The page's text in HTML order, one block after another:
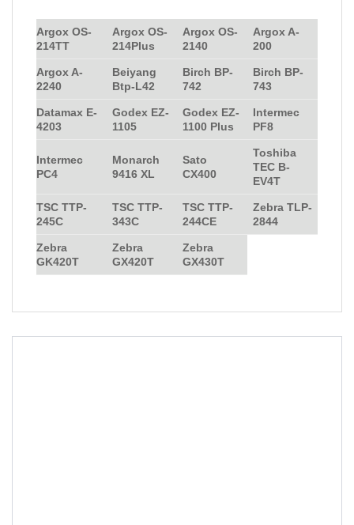
Argox OS-
214TT
Argox OS-
214Plus
Argox OS-
2140
Argox A-
200
Argox A-
2240
Beiyang
Btp-L42
Birch BP-
742
Birch BP-
743
Datamax E-
4203
Godex EZ-
1105
Godex EZ-
1100 Plus
Intermec
PF8
Intermec
PC4
Monarch
9416 XL
Sato
CX400
Toshiba
TEC B-
EV4T
TSC TTP-
245C
TSC TTP-
343C
TSC TTP-
244CE
Zebra TLP-
2844
Zebra
GK420T
Zebra
GX420T
Zebra
GX430T